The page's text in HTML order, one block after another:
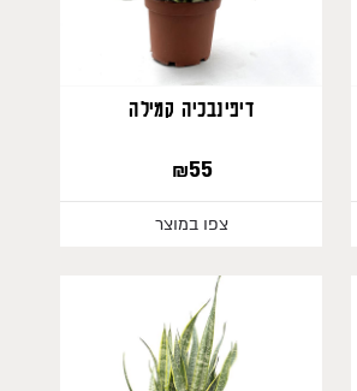
דיפינבכיה קמילה
55
₪
צפו במוצר